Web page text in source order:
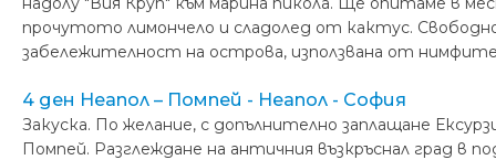
прочутото лимончело и сладолед от кактус.
забележителност на острова, използвана от
4 ден Неапол – Помпей - Неапол - София
Закуска. По желание, с допълнително заплащане
Помпей. Разглеждане на античния възкръснал град в